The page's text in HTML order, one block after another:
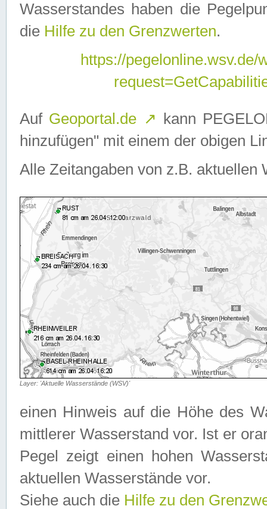
Wasserstandes haben die
die Hilfe zu den Grenzwerten.
https://
Auf Geoportal.de ↗ kann
hinzufügen" mit einem der obigen
Alle Zeitangaben von z.B. aktuellen
Layer: 'Aktuelle Wasserstände (WSV)'
einen Hinweis auf die Höhe des
mittlerer Wasserstand vor. Ist er
Pegel zeigt einen hohen
aktuellen Wasserstände vor.
Siehe auch die Hilfe zu den